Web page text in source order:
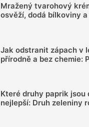
Mražený tvarohový
osvěží, dodá bílkoviny
Jak odstranit zápach v
přírodně a bez chemie:
Které druhy paprik jsou
nejlepší: Druh zeleniny